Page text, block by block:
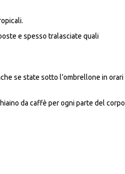
e spesso tralasciate quali
se state sotto l’ombrellone in orari
da caffè per ogni parte del corpo